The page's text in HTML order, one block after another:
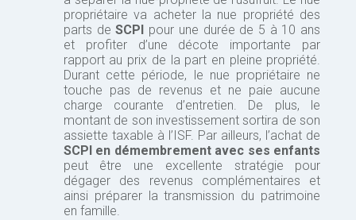
propriétaire va acheter la nue propriété des
parts deSCPI pour une durée de 5 à 10 ans
et profiter d’une décote importante par
rapport au prix de la part en pleine propriété.
Durant cette période, le nue propriétaire ne
touche pas de revenus et ne paie aucune
charge courante d’entretien. De plus, le
montant de son investissement sortira de son
assiette taxable à l’ISF. Par ailleurs, l’achat de
SCPI en démembrement avec ses enfants
peut être une excellente stratégie pour
dégager des revenus complémentaires et
ainsi préparer la transmission du patrimoine
en famille.